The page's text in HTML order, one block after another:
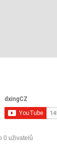
0 uživatelů